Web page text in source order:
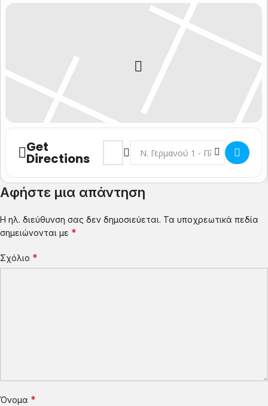
Get
Directions
Address - Θεσσαλονίκη Ιάκωβος
Destination Address -
Αφήστε μια απάντηση
Η ηλ. διεύθυνση σας δεν δημοσιεύεται. Τα υποχρεωτικά πεδία
σημειώνονται με *
Σχόλιο *
Όνομα *